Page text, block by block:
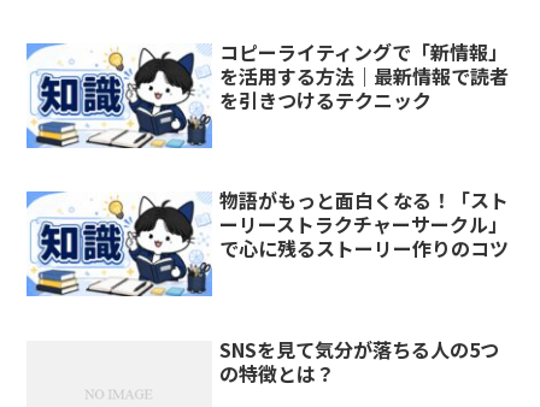
コピーライティングで「新情報」
を活用する方法｜最新情報で読者
を引きつけるテクニック
物語がもっと面白くなる！「スト
ーリーストラクチャーサークル」
で心に残るストーリー作りのコツ
SNSを見て気分が落ちる人の5つ
の特徴とは？